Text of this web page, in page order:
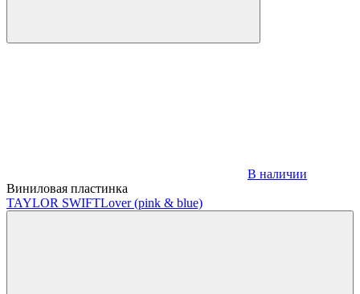
В наличии
Виниловая пластинка
TAYLOR SWIFTLover (pink & blue)